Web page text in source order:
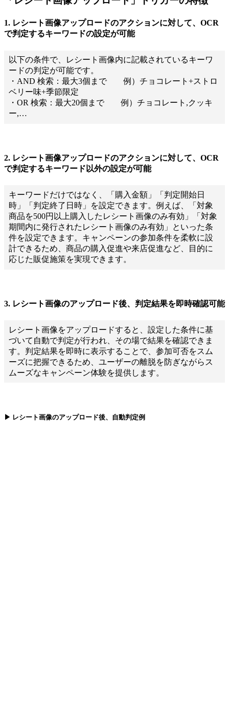
1. レシート画像アップロードのアクションに対して、OCR
で判定するキーワードの設定が可能
以下の条件で、レシート画像内に記載されているキーワ
ードの判定が可能です。
・AND 検索：最大3個まで 例）チョコレート+ストロ
ベリー味+季節限定
・OR 検索：最大20個まで 例）チョコレート,クッキ
ー,…
2. レシート画像アップロードのアクションに対して、OCR
で判定するキーワード以外の設定が可能
キーワードだけではなく、「購入金額」「判定開始日
時」「判定終了日時」を設定できます。例えば、「対象
商品を500円以上購入したレシート画像のみ有効」「対象
期間内に発行されたレシート画像のみ有効」といった条
件を設定できます。キャンペーンの参加条件を柔軟に設
計できるため、商品の購入促進や来店促進など、目的に
応じた販促施策を実現できます。
3. レシート画像のアップロード後、判定結果を即時確認可能
レシート画像をアップロードすると、設定した条件に基
づいて自動で判定が行われ、その場で結果を確認できま
す。判定結果を即時に表示することで、参加可否をスム
ーズに把握できるため、ユーザーの離脱を防ぎながらス
ムーズなキャンペーン体験を提供します。
▶︎ レシート画像のアップロード後、自動判定例